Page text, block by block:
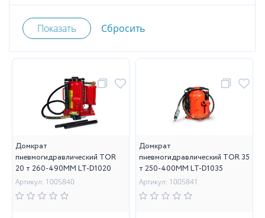
Домкрат
пневмогидравлический TOR
20 т 260-490MM LT-D1020
Артикул: 1005840
Домкрат
пневмогидравлический TOR 35
т 250-400MM LT-D1035
Артикул: 1005841